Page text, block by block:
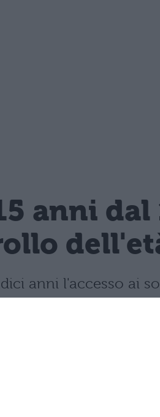
anni dal
anni l'accesso ai